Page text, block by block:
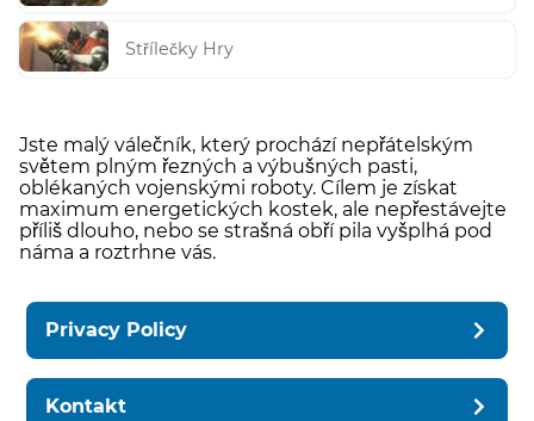
Střílečky Hry
Jste malý válečník, který prochází nepřátelským
světem plným řezných a výbušných pasti,
oblékaných vojenskými roboty. Cílem je získat
maximum energetických kostek, ale nepřestávejte
příliš dlouho, nebo se strašná obří pila vyšplhá pod
náma a roztrhne vás.
Privacy Policy
Kontakt